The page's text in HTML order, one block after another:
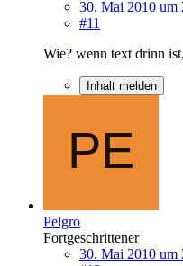
30. Mai 2010 um
#11
Wie? wenn text drinn
Inhalt melden
Pelgro
Fortgeschrittener
30. Mai 2010 um